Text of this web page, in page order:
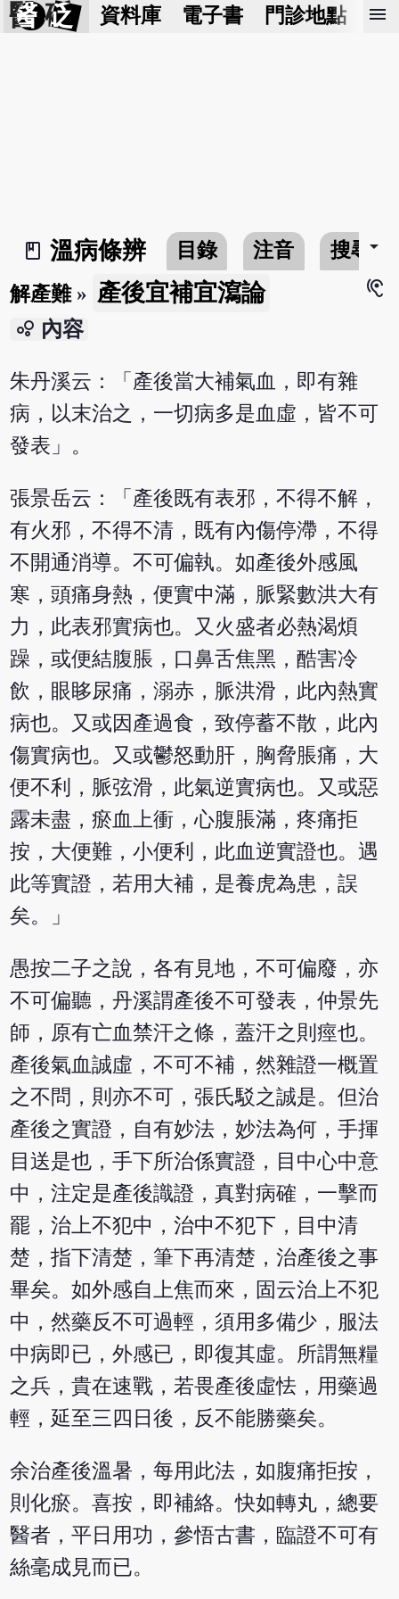
醫 砭 資料庫 電子書 門診地點 預
menu
book_2
溫病條辨 目錄 注音 搜尋arrow_drop_down
解產難» 產後宜補宜瀉論
hearing
bubble_chart 內容
朱丹溪云：「產後當大補氣血，即有雜
病，以末治之，一切病多是血虛，皆不可
發表」。
張景岳云：「產後既有表邪，不得不解，
有火邪，不得不清，既有內傷停滯，不得
不開通消導。不可偏執。如產後外感風
寒，頭痛身熱，便實中滿，脈緊數洪大有
力，此表邪實病也。又火盛者必熱渴煩
躁，或便結腹脹，口鼻舌焦黑，酷害冷
飲，眼眵尿痛，溺赤，脈洪滑，此內熱實
病也。又或因產過食，致停蓄不散，此內
傷實病也。又或鬱怒動肝，胸脅脹痛，大
便不利，脈弦滑，此氣逆實病也。又或惡
露未盡，瘀血上衝，心腹脹滿，疼痛拒
按，大便難，小便利，此血逆實證也。遇
此等實證，若用大補，是養虎為患，誤
矣。」
愚按二子之說，各有見地，不可偏廢，亦
不可偏聽，丹溪謂產後不可發表，仲景先
師，原有亡血禁汗之條，蓋汗之則痙也。
產後氣血誠虛，不可不補，然雜證一概置
之不問，則亦不可，張氏駁之誠是。但治
產後之實證，自有妙法，妙法為何，手揮
目送是也，手下所治係實證，目中心中意
中，注定是產後識證，真對病確，一擊而
罷，治上不犯中，治中不犯下，目中清
楚，指下清楚，筆下再清楚，治產後之事
畢矣。如外感自上焦而來，固云治上不犯
中，然藥反不可過輕，須用多備少，服法
中病即已，外感已，即復其虛。所謂無糧
之兵，貴在速戰，若畏產後虛怯，用藥過
輕，延至三四日後，反不能勝藥矣。
余治產後溫暑，每用此法，如腹痛拒按，
則化瘀。喜按，即補絡。快如轉丸，總要
醫者，平日用功，參悟古書，臨證不可有
絲毫成見而已。